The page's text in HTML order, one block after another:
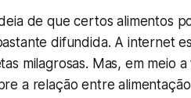
de que certos alimentos
difundida. A internet
milagrosas. Mas, em meio
a relação entre